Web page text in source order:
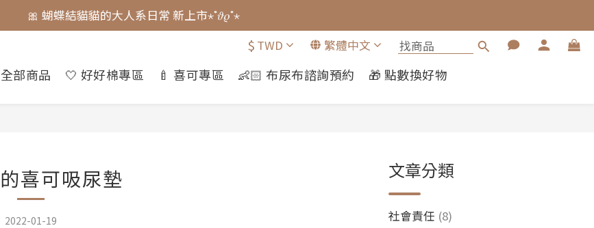
🎀 蝴蝶結貓貓的大人系日常 新上市⋆˚𝜗𝜚˚⋆
🎀 蝴蝶結貓貓的大人系日常 新上市⋆˚𝜗𝜚˚⋆
⚠️ 授權即將到期｜威嗝高校 自黏收納巾 現貨倒數中.ᐟ
$ TWD 繁體中文
全部商品 🤍 好好棉專區 🍼 喜可專區 👶🏻 布尿布諮詢預約 🎁 點數換好物
喜可吸尿墊
2022-01-19
文章分類
社會責任 (8)